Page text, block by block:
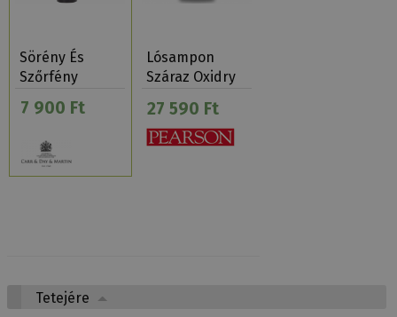
Sörény És
Szőrfény
7 900 Ft
Lósampon
Száraz Oxidry
Pear…
27 590 Ft
Tetejére